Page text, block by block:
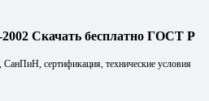
Скачать бесплатно ГОСТ Р
сертификация, технические условия